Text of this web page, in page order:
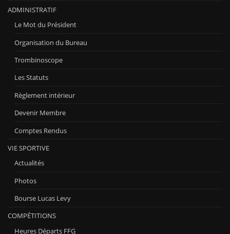
ADMINISTRATIF
Le Mot du Président
Organisation du Bureau
Trombinoscope
Les Statuts
Règlement intérieur
Devenir Membre
Comptes Rendus
VIE SPORTIVE
Actualités
Photos
Bourse Lucas Levy
COMPÉTITIONS
Heures Départs FFG